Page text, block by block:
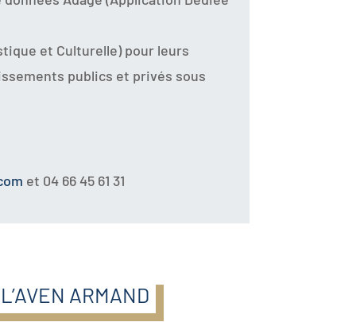
et Culturelle) pour leurs
publics et privés sous
et 04 66 45 61 31
ARMAND